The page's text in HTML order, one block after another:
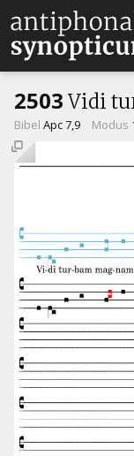
2503 Vidi
Bibel Apc 7,9 Modus